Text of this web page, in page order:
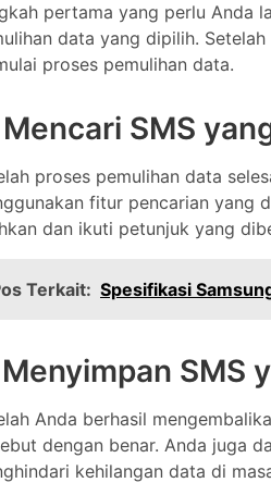
pertama yang perlu Anda
data yang dipilih.
proses pemulihan data.
SMS
proses pemulihan data
fitur pencarian yang
dan ikuti petunjuk yang
Terkait: Spesifikasi
SMS
Anda berhasil
dengan benar. Anda juga
kehilangan data di